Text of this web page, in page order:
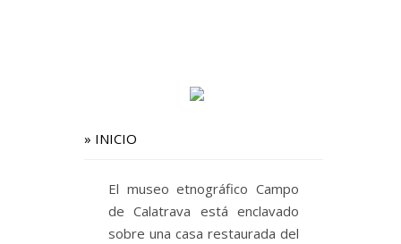
» INICIO
El museo etnográfico Campo
de Calatrava está enclavado
sobre una casa restaurada del